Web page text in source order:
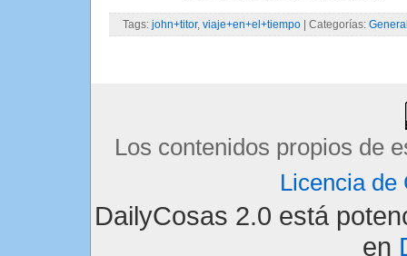
Tags: john+titor, viaje+en+el+tiempo | Categorías:
Los contenidos propios de
Licencia de
DailyCosas 2.0 está
en